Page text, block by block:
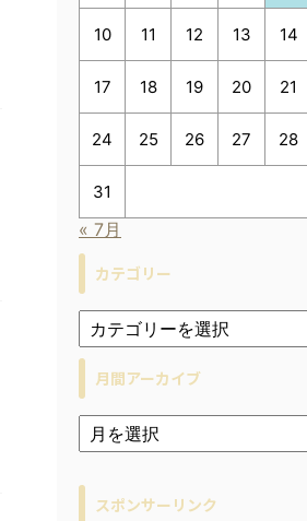
10 11 12 13 14
17 18 19 20 21
24 25 26 27 28
31
« 7月
カテゴリー
月間アーカイブ
ア
ー
スポンサーリンク